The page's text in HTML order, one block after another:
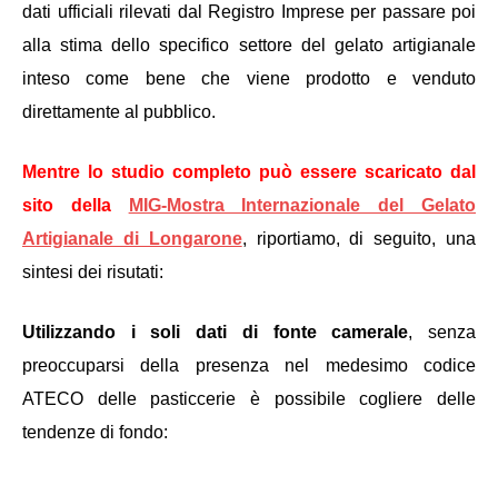
dati ufficiali rilevati dal Registro Imprese per passare poi
alla stima dello specifico settore del gelato artigianale
inteso come bene che viene prodotto e venduto
direttamente al pubblico.
Mentre lo studio completo può essere scaricato dal
sito della
MIG-Mostra Internazionale del Gelato
Artigianale di Longarone, riportiamo, di seguito, una
sintesi dei risutati:
Utilizzando i soli dati di fonte camerale, senza
preoccuparsi della presenza nel medesimo codice
ATECO delle pasticcerie è possibile cogliere delle
tendenze di fondo: